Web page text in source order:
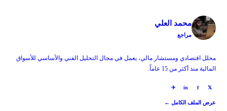
محمد العلي
مراجع
محلل اقتصادي ومستشار مالي، يعمل في مجال التحليل الفني والأساسي للأسواق
المالية منذ أكثر من 15 عاماً.
𝕏
f
in
✈
عرض الملف الكامل ←